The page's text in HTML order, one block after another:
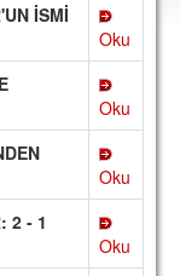
İSMİ
Oku
Oku
Oku
2 - 1
Oku